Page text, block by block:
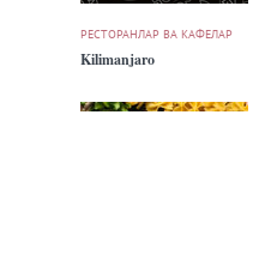
РЕСТОРАНЛАР ВА КАФЕЛАР
Kilimanjaro